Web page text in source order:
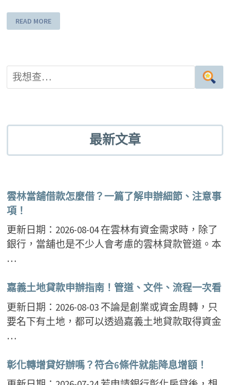
READ MORE
最新文章
雲林當舖借款怎麼借？一篇了解申辦細節、注意事
項！
更新日期：2026-08-04 在雲林有資金需求時，除了
銀行，當舖也是不少人會考慮的雲林貸款管道。本
…
嘉義土地貸款申辦指南！管道、文件、流程一次看
更新日期：2026-08-03 不論是創業或資金周轉，只
要名下有土地，都可以透過嘉義土地貸款取得資金
…
彰化轉增貸好辦嗎？符合6條件就能降息增額！